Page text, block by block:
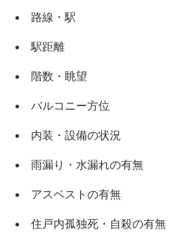
路線・駅
駅距離
階数・眺望
バルコニー方位
内装・設備の状況
雨漏り・水漏れの有無
アスベストの有無
住戸内孤独死・自殺の有無